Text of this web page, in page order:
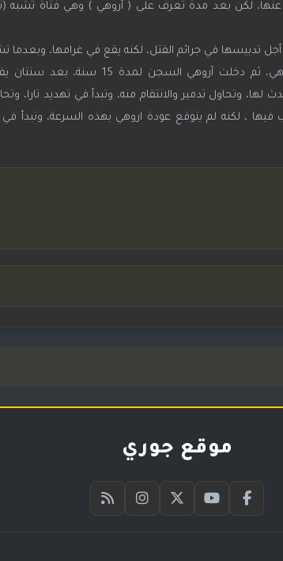
لكن بعد مدة تعرف على ( أروهي ) وهي فتاة تشبه (تارا
تدبيسها في جرائم القتل، لكنه يقع في غرامها، وبعدما
وتسمعهما وهم يعترفون بحبهما لبعضهم، تقرر التخلص من اروهي، ثم
وتحاول تدمير والانتقام منه، وتبدأ في تهديد تارا،
، لكنه لم يتوقع عودة اروهي بهذه السرعة، وتبدأ في
موقع جوري